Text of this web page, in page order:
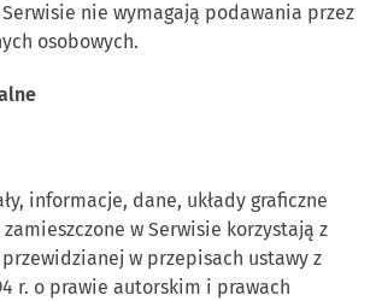
nie wymagają podawania przez
osobowych.
informacje, dane, układy graficzne
w Serwisie korzystają z
w przepisach ustawy z
r. o prawie autorskim i prawach